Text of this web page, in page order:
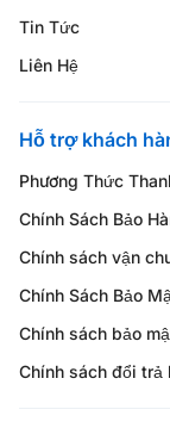
Tin Tức
Liên Hệ
Hỗ trợ khách
Phương Thức
Chính Sách Bảo
Chính sách vận
Chính Sách Bảo
Chính sách bảo
Chính sách đổi trả